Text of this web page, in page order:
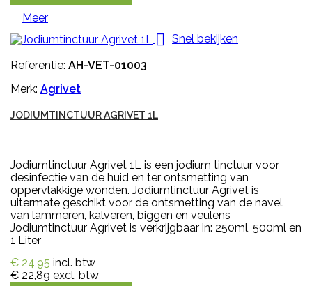
Meer
 Snel bekijken
Referentie: AH-VET-01003
Merk: Agrivet
JODIUMTINCTUUR AGRIVET 1L
Jodiumtinctuur Agrivet 1L is een jodium tinctuur voor
desinfectie van de huid en ter ontsmetting van
oppervlakkige wonden. Jodiumtinctuur Agrivet is
uitermate geschikt voor de ontsmetting van de navel
van lammeren, kalveren, biggen en veulens
Jodiumtinctuur Agrivet is verkrijgbaar in: 250ml, 500ml en
1 Liter
€ 24,95 incl. btw
€ 22,89 excl. btw